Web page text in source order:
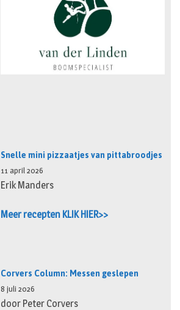
Snelle mini pizzaatjes van pittabroodjes
11 april 2026
Erik Manders
Meer recepten KLIK HIER>>
Corvers Column: Messen geslepen
8 juli 2026
door Peter Corvers